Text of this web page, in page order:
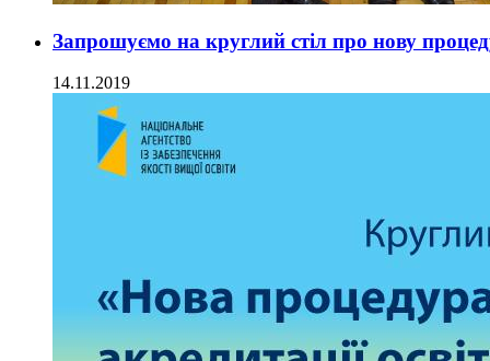
Запрошуємо на круглий стіл про нову
14.11.2019